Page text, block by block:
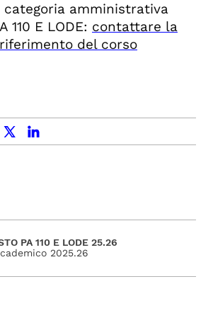
amministrativa
110 E LODE: contattare la
del corso
linkedin
PA 110 E LODE 25.26
2025.26